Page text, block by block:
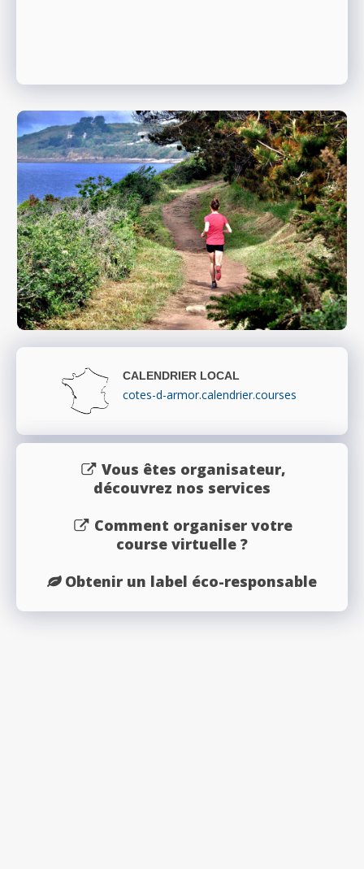
CALENDRIER LOCAL
cotes-d-armor.calendrier.courses
Vous êtes organisateur,
découvrez nos services
Comment organiser votre
course virtuelle ?
Obtenir un label éco-responsable